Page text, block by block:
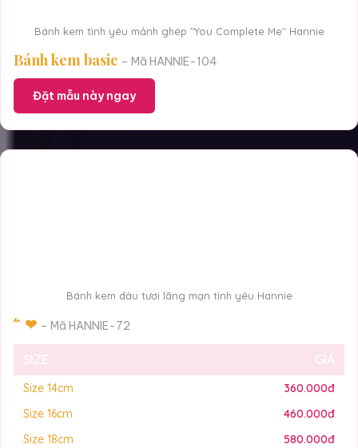
Bánh kem tình yêu mảnh ghép "You Complete Me" Hannie
Bánh kem basic – Mã HANNIE-104
Đặt mẫu này ngay
Bánh kem dâu tươi lãng mạn tình yêu Hannie
́ ́ ̂ ❤ – Mã HANNIE-72
SIZE GIÁ
Size 14cm
360.000đ
Size 16cm
460.000đ
Size 18cm
580.000đ